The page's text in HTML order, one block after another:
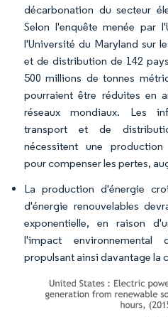
décarbonation du secteur
Selon l'enquête menée par
l'Université du Maryland sur
et de distribution de 142
500 millions de tonnes
pourraient être réduites en
réseaux mondiaux. Les
transport et de
nécessitent une production
pour compenser les pertes,
La production d'énergie
d'énergie renouvelables
exponentielle, en raison
l'impact environnemental
propulsant ainsi davantage la